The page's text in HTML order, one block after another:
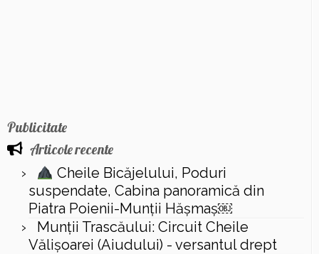
Publicitate
Articole recente
Cheile Bicăjelului, Poduri
suspendate, Cabina panoramică din
Piatra Poienii-Munții Hășmaș￼
Munții Trascăului: Circuit Cheile
Vălișoarei (Aiudului) - versantul drept